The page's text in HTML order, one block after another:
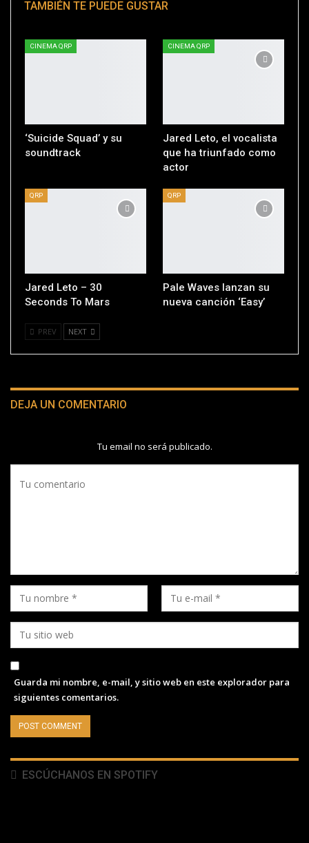
TAMBIÉN TE PUEDE GUSTAR
CINEMA QRP
‘Suicide Squad’ y su
soundtrack
CINEMA QRP
Jared Leto, el vocalista
que ha triunfado como
actor
QRP
Jared Leto – 30
Seconds To Mars
QRP
Pale Waves lanzan su
nueva canción ‘Easy’
PREV NEXT
DEJA UN COMENTARIO
Tu email no será publicado.
Guarda mi nombre, e-mail, y sitio web en este explorador para
siguientes comentarios.
ESCÚCHANOS EN SPOTIFY